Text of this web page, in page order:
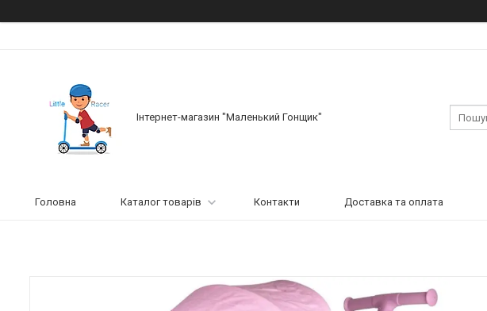
Інтернет-магазин "Маленький Гонщик"
Головна Каталог товарів Контакти Доставка та оплата